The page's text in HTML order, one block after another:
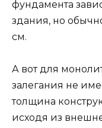
фундамента
здания, но
см.
А вот для
залегания не
толщина
исходя из